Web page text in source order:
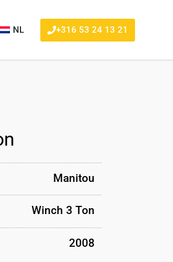
NL +316 53 24 13 21
Manitou
Winch 3 Ton
2008